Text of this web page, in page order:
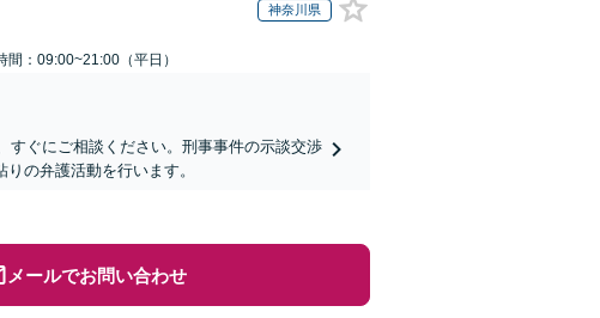
神奈川県
間：09:00~21:00（平日）
すぐにご相談ください。刑事事件の示談交渉
の弁護活動を行います。
メールでお問い合わせ